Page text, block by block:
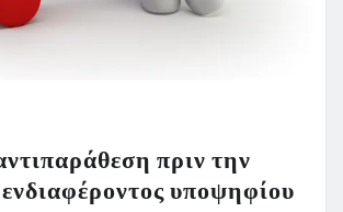
πριν την
υποψηφίου